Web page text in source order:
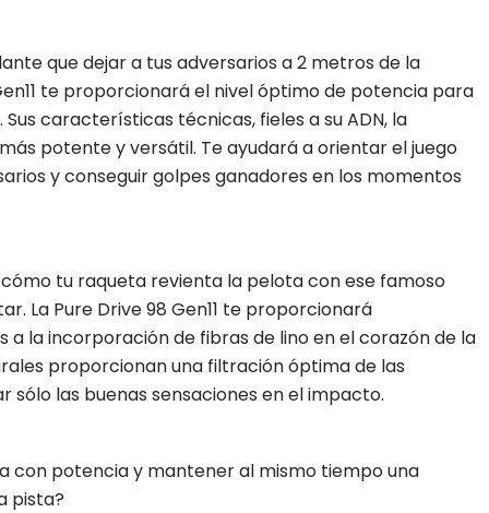
que dejar a tus adversarios a 2 metros de la
te proporcionará el nivel óptimo de potencia para
características técnicas, fieles a su ADN, la
potente y versátil. Te ayudará a orientar el juego
y conseguir golpes ganadores en los momentos
tu raqueta revienta la pelota con ese famoso
La Pure Drive 98 Gen11 te proporcionará
a la incorporación de fibras de lino en el corazón de la
proporcionan una filtración óptima de las
sólo las buenas sensaciones en el impacto.
con potencia y mantener al mismo tiempo una
pista?